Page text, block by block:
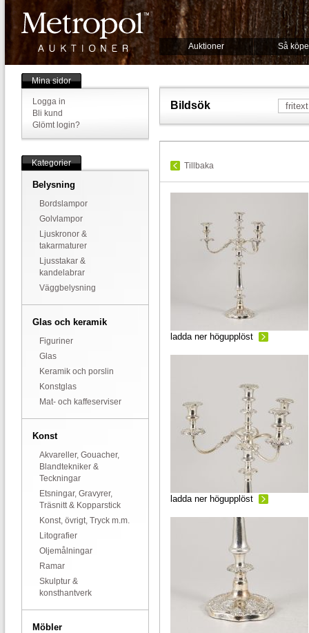
Auktioner Så
Mina sidor
Logga in
Bli kund
Glömt login?
Kategorier
Belysning
Bordslampor
Golvlampor
Ljuskronor &
takarmaturer
Ljusstakar &
kandelabrar
Väggbelysning
Glas och keramik
Figuriner
Glas
Keramik och porslin
Konstglas
Mat- och kaffeserviser
Konst
Akvareller, Gouacher,
Blandtekniker &
Teckningar
Etsningar, Gravyrer,
Träsnitt & Kopparstick
Konst, övrigt, Tryck m.m.
Litografier
Oljemålningar
Ramar
Skulptur &
konsthantverk
Möbler
Bildsök
Tillbaka
ladda ner högupplöst
ladda ner högupplöst